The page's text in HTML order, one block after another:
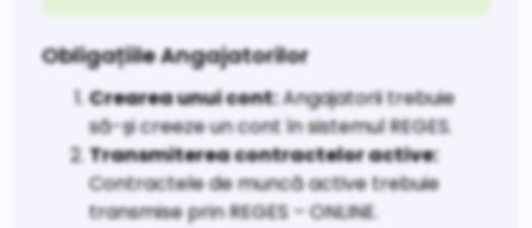
Obligațiile Angajatorilor
Crearea unui cont:Angajatorii trebuie
să-și creeze un cont în sistemul REGES.
Transmiterea contractelor active:
Contractele de muncă active trebuie
transmise prin REGES – ONLINE.